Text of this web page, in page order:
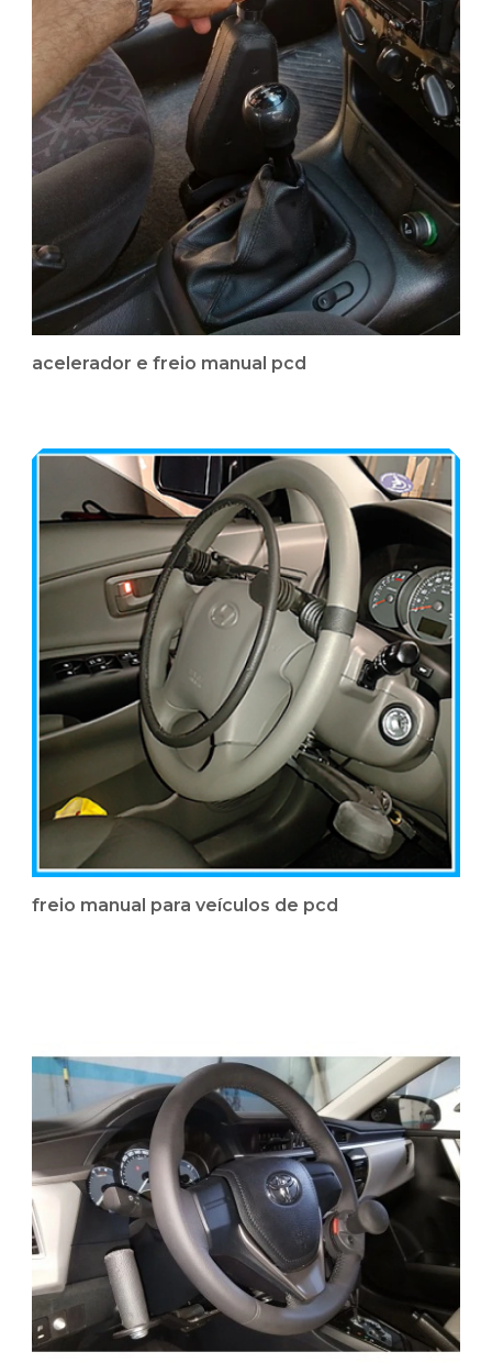
acelerador e freio manual pcd
freio manual para veículos de pcd